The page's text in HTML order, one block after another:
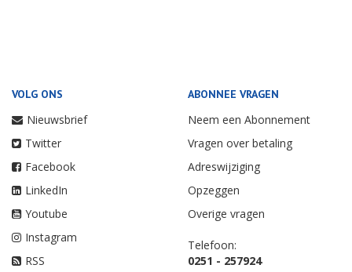
VOLG ONS
Nieuwsbrief
Twitter
Facebook
LinkedIn
Youtube
Instagram
RSS
ABONNEE VRAGEN
Neem een Abonnement
Vragen over betaling
Adreswijziging
Opzeggen
Overige vragen
Telefoon:
0251 - 257924